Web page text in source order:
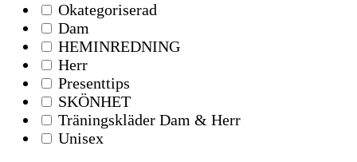
Okategoriserad
Dam
HEMINREDNING
Herr
Presenttips
SKÖNHET
Träningskläder Dam & Herr
Unisex